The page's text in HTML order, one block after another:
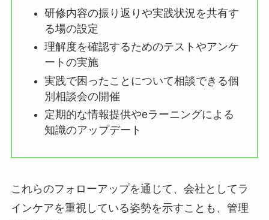
研修内容の振り返りや実践状況を共有
する場の設定
理解度を確認するためのテストやアン
ケートの実施
実践で困ったことについて相談できる
個別相談会の開催
る知識のアップデート
これらのフォローアップを通じて、会社としてラ